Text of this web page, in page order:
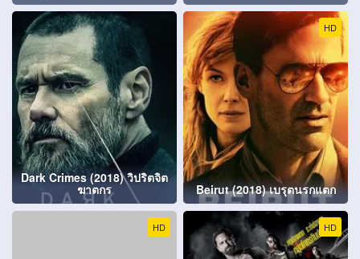
Dark Crimes (2018) วิปริตจิต
ฆาตกร
HD
Beirut (2018) เบรุตนรกแตก
HD HD